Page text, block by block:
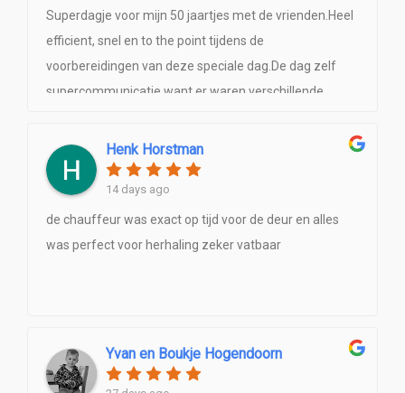
Superdagje voor mijn 50 jaartjes met de vrienden.Heel
efficient, snel en to the point tijdens de
voorbereidingen van deze speciale dag.De dag zelf
supercommunicatie want er waren verschillende
Beide chauffeurs heel spontaan,leuk en
professioneel.Een onvergetelijke dag met onze mega
Hummer.Een echte aanraderDit ga ik nog eens
plannen.....
Henk Horstman
14 days ago
de chauffeur was exact op tijd voor de deur en alles
was perfect voor herhaling zeker vatbaar
Yvan en Boukje Hogendoorn